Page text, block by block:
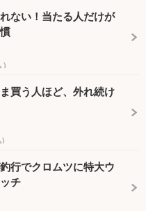
ない！当たる人だけが
)
買う人ほど、外れ続け
)
行でクロムツに特大ウ
チ